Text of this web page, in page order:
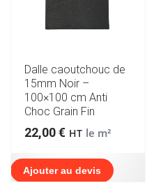
Dalle caoutchouc de
15mm Noir –
100×100 cm Anti
Choc Grain Fin
22,00€ HT le m²
Ajouter au devis